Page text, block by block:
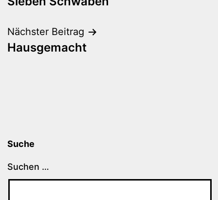
Nächster Beitrag
Hausgemacht
Suche
Suchen …